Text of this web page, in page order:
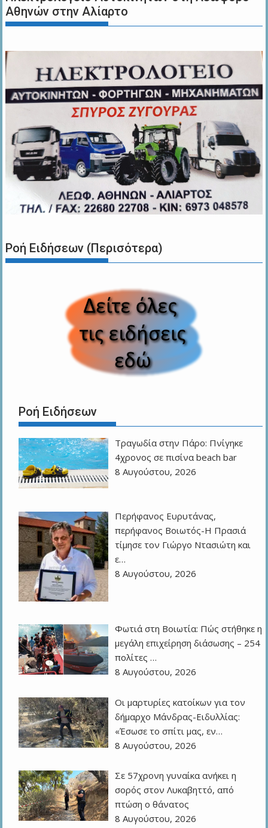
Αθηνών στην Αλίαρτο
Ροή Ειδήσεων (Περισότερα)
Ροή Ειδήσεων
Τραγωδία στην Πάρο: Πνίγηκε
4χρονος σε πισίνα beach bar
8 Αυγούστου, 2026
Περήφανος Ευρυτάνας,
περήφανος Βοιωτός-Η Πρασιά
τίμησε τον Γιώργο Ντασιώτη και
ε…
8 Αυγούστου, 2026
Φωτιά στη Βοιωτία: Πώς στήθηκε η
μεγάλη επιχείρηση διάσωσης – 254
πολίτες …
8 Αυγούστου, 2026
Οι μαρτυρίες κατοίκων για τον
δήμαρχο Μάνδρας-Ειδυλλίας:
«Έσωσε το σπίτι μας, εν…
8 Αυγούστου, 2026
Σε 57χρονη γυναίκα ανήκει η
σορός στον Λυκαβηττό, από
πτώση ο θάνατος
8 Αυγούστου, 2026